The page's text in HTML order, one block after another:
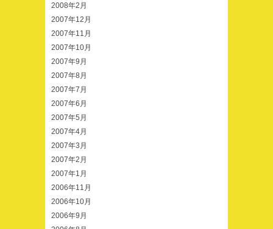
2008年2月
2007年12月
2007年11月
2007年10月
2007年9月
2007年8月
2007年7月
2007年6月
2007年5月
2007年4月
2007年3月
2007年2月
2007年1月
2006年11月
2006年10月
2006年9月